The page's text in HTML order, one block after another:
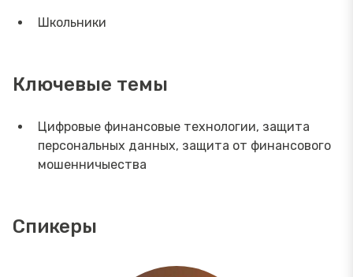
Школьники
Ключевые темы
Цифровые финансовые технологии, защита
персональных данных, защита от финансового
мошенничыества
Спикеры